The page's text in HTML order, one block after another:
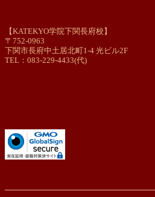
【KATEKYO学院下関長府校】
〒752-0963
下関市長府中土居北町1-4 光ビル2F
TEL：083-229-4433(代)